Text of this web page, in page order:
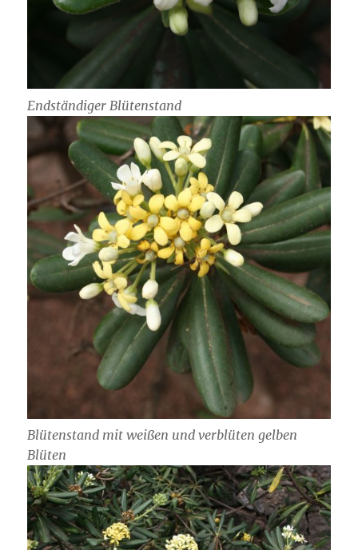
Endständiger Blütenstand
Blütenstand mit weißen und verblüten gelben
Blüten